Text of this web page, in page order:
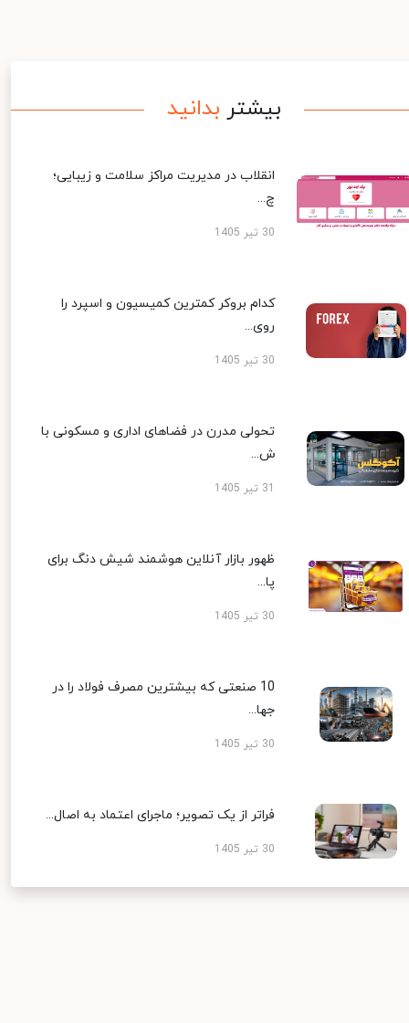
بیشتر بدانید
انقلاب در مدیریت مراکز سلامت و زیبایی؛
چ...
30 تیر 1405
کدام بروکر کمترین کمیسیون و اسپرد را
روی...
30 تیر 1405
تحولی مدرن در فضاهای اداری و مسکونی با
ش...
ظهور بازار آنلاین هوشمند شیش دنگ برای
پا...
30 تیر 1405
10 صنعتی که بیشترین مصرف فولاد را در
جها...
30 تیر 1405
فراتر از یک تصویر؛ ماجرای اعتماد به اصال...
30 تیر 1405